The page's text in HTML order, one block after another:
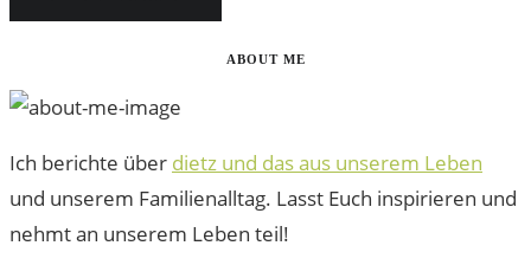
ABOUT ME
Ich berichte über dietz und das aus unserem Leben
und unserem Familienalltag. Lasst Euch inspirieren und
nehmt an unserem Leben teil!